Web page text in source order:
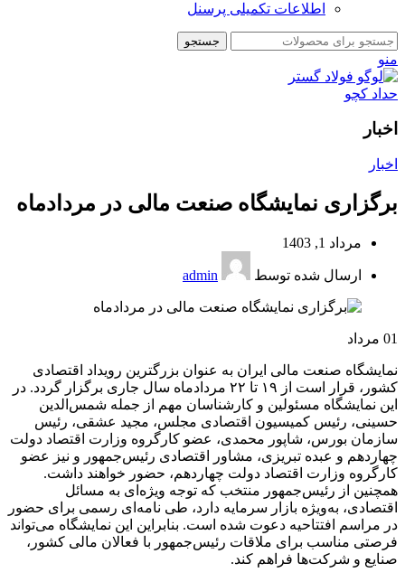
اطلاعات تکمیلی پرسنل
جستجو
منو
اخبار
اخبار
برگزاری نمایشگاه صنعت مالی در مردادماه
مرداد 1, 1403
ارسال شده توسط admin
01 مرداد
نمایشگاه صنعت مالی ایران به عنوان بزرگترین رویداد اقتصادی
کشور، قرار است از ۱۹ تا ۲۲ مردادماه سال جاری برگزار گردد. در
این نمایشگاه مسئولین و کارشناسان مهم از جمله شمس‌الدین
حسینی، رئیس کمیسیون اقتصادی مجلس، مجید عشقی، رئیس
سازمان بورس، شاپور محمدی، عضو کارگروه وزارت اقتصاد دولت
چهاردهم و عبده تبریزی، مشاور اقتصادی رئیس‌جمهور و نیز عضو
کارگروه وزارت اقتصاد دولت چهاردهم، حضور خواهند داشت.
همچنین از رئیس‌جمهور منتخب که توجه ویژه‌ای به مسائل
اقتصادی، به‌ویژه بازار سرمایه دارد، طی نامه‌ای رسمی برای حضور
در مراسم افتتاحیه دعوت شده است. بنابراین این نمایشگاه می‌تواند
فرصتی مناسب برای ملاقات رئیس‌جمهور با فعالان مالی کشور،
صنایع و شرکت‌ها فراهم کند.